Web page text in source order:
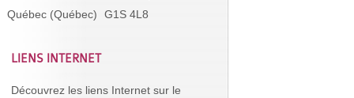
Québec (Québec)
G1S 4L8
LIENS INTERNET
Découvrez les liens Internet sur le